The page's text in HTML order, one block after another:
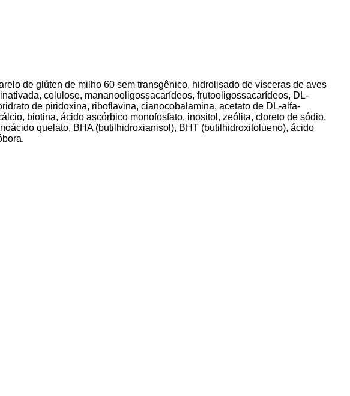
de glúten de milho 60 sem transgênico, hidrolisado de vísceras de aves
celulose, mananooligossacarídeos, frutooligossacarídeos, DL-
de piridoxina, riboflavina, cianocobalamina, acetato de DL-alfa-
biotina, ácido ascórbico monofosfato, inositol, zeólita, cloreto de sódio,
quelato, BHA (butilhidroxianisol), BHT (butilhidroxitolueno), ácido